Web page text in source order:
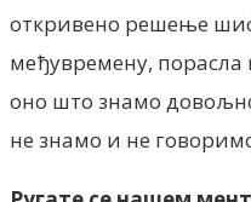
откривено решење
међувремену, порасла
оно што знамо
не знамо и не